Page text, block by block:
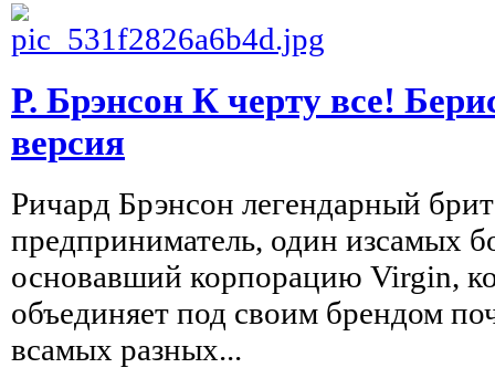
Р. Брэнсон К черту все!
версия
Ричард Брэнсон легендарный
предприниматель, один изсамых
основавший корпорацию Virgin,
объединяет под своим брендом
всамых разных...